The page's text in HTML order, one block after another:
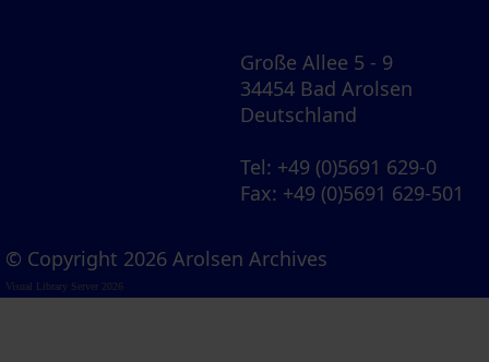
Große Allee 5 - 9
34454 Bad Arolsen
Deutschland
Tel: +49 (0)5691 629-0
Fax: +49 (0)5691 629-501
© Copyright 2026 Arolsen Archives
Visual Library Server 2026